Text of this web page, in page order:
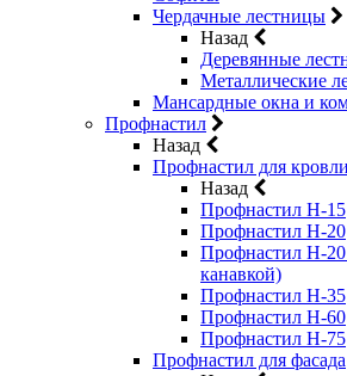
Чердачные лестницы
Назад
Деревянные
Металлические
Мансардные окна и
Профнастил
Назад
Профнастил для кровли
Назад
Профнастил Н-15
Профнастил Н-20
Профнастил Н-20
канавкой)
Профнастил Н-35
Профнастил Н-60
Профнастил Н-75
Профнастил для фасада